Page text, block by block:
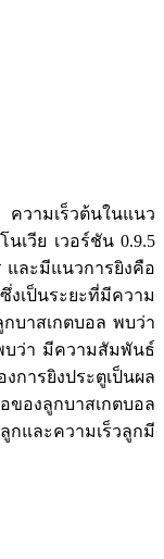
ความเร็วต้นในแนว
เวีย เวอร์ชัน 0.9.5
และมีแนวการยิงคือ
งเป็นระยะที่มีความ
บาสเกตบอล พบว่า
บว่า มีความสัมพันธ์
การยิงประตูเป็นผล
องลูกบาสเกตบอล
และความเร็วลูกมี